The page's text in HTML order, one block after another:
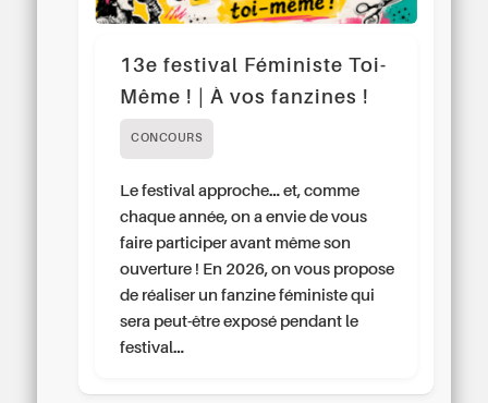
13e festival Féministe Toi-
Même ! | À vos fanzines !
CONCOURS
Le festival approche… et, comme
chaque année, on a envie de vous
faire participer avant même son
ouverture ! En 2026, on vous propose
de réaliser un fanzine féministe qui
sera peut-être exposé pendant le
festival…